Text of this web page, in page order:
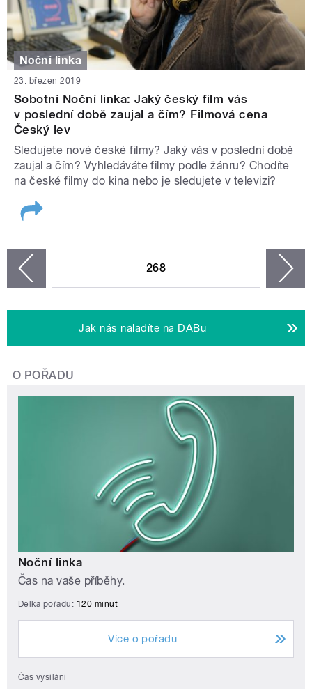
Noční linka
23. březen 2019
Sobotní Noční linka: Jaký český film vás
v poslední době zaujal a čím? Filmová cena
Český lev
Sledujete nové české filmy? Jaký vás v poslední době
zaujal a čím? Vyhledáváte filmy podle žánru? Chodíte
na české filmy do kina nebo je sledujete v televizi?
268
Jak nás naladíte na DABu
O POŘADU
Noční linka
Čas na vaše příběhy.
Délka pořadu: 120 minut
Více o pořadu
Čas vysílání